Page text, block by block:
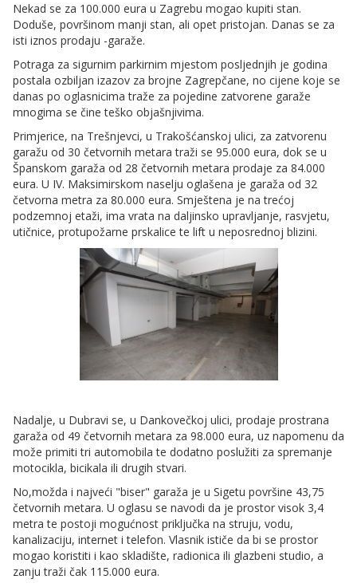
Nekad se za 100.000 eura u Zagrebu mogao kupiti stan.
Doduše, površinom manji stan, ali opet pristojan. Danas se za
isti iznos prodaju -garaže.
Potraga za sigurnim parkirnim mjestom posljednjih je godina
postala ozbiljan izazov za brojne Zagrepčane, no cijene koje se
danas po oglasnicima traže za pojedine zatvorene garaže
mnogima se čine teško objašnjivima.
Primjerice, na Trešnjevci, u Trakošćanskoj ulici, za zatvorenu
garažu od 30 četvornih metara traži se 95.000 eura, dok se u
Španskom garaža od 28 četvornih metara prodaje za 84.000
eura. U IV. Maksimirskom naselju oglašena je garaža od 32
četvorna metra za 80.000 eura. Smještena je na trećoj
podzemnoj etaži, ima vrata na daljinsko upravljanje, rasvjetu,
utičnice, protupožarne prskalice te lift u neposrednoj blizini.
Nadalje, u Dubravi se, u Dankovečkoj ulici, prodaje prostrana
garaža od 49 četvornih metara za 98.000 eura, uz napomenu da
može primiti tri automobila te dodatno poslužiti za spremanje
motocikla, bicikala ili drugih stvari.
No,možda i najveći "biser" garaža je u Sigetu površine 43,75
četvornih metara. U oglasu se navodi da je prostor visok 3,4
metra te postoji mogućnost priključka na struju, vodu,
kanalizaciju, internet i telefon. Vlasnik ističe da bi se prostor
mogao koristiti i kao skladište, radionica ili glazbeni studio, a
zanju traži čak 115.000 eura.